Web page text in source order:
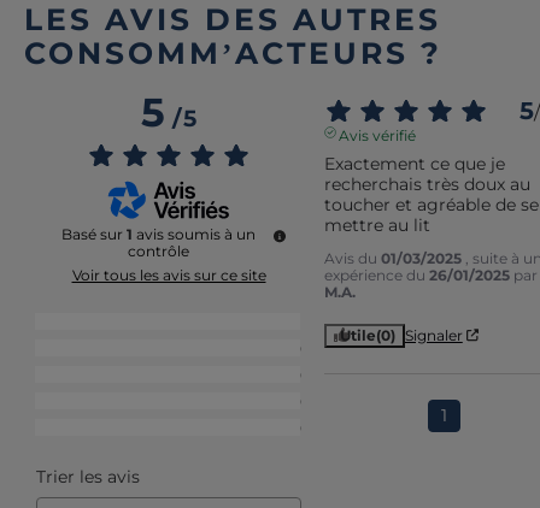
LES AVIS DES AUTRES
CONSOMM’ACTEURS ?
5/5
Basé sur 1 avis soumis à un
contrôle
Voir tous les avis sur ce site
0
0
0
0
Trier les avis
5/
Avis vérifié
Exactement ce que je
recherchais très doux au
toucher et agréable de se
mettre au lit
Avis du 01/03/2025
, suite à
expérience du 26/01/2025 par
M.A.
Utile(0) Signaler
1